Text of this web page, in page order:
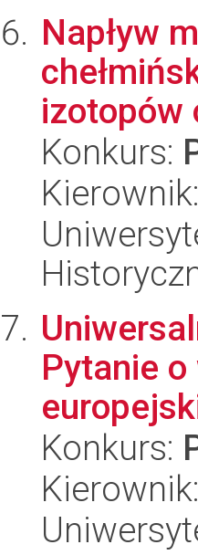
Napływ
izotopów
Konkurs:
Pytanie
Konkurs: